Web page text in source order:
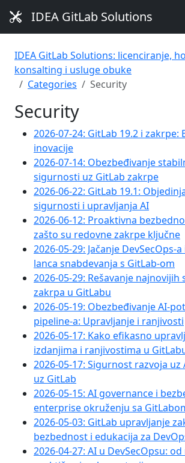
IDEA GitLab Solutions
IDEA GitLab Solutions: licenciranje,
konsalting i usluge obuke
Categories
Security
Security
2026-07-24: GitLab 19.2 i zakrpe:
inovacije
2026-07-14: Obezbeđivanje
sigurnosti uz GitLab zakrpe
2026-06-22: GitLab 19.1:
sigurnosti i upravljanja AI
2026-06-12: Proaktivna
zašto su redovne zakrpe ključne
2026-05-29: Jačanje DevSecOps-
lanca snabdevanja s GitLab-om
2026-05-29: Rešavanje
zakrpa u GitLabu
2026-05-19: Obezbeđivanje AI-
pipeline-a: Upravljanje i ranjivosti
2026-05-17: Kako efikasno
izdanjima i ranjivostima u
2026-05-17: Sigurnost razvoja uz
uz GitLab
2026-05-15: AI governance i
enterprise okruženju sa
2026-05-03: GitLab upravljanje
bezbednost i edukacija za
2026-04-27: AI u DevSecOpsu: